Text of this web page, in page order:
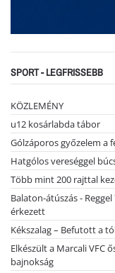
SPORT - LEGFRISSEBB
KÖZLEMÉNY
u12 kosárlabda tábor
Gólzáporos győzelem a
Hatgólos vereséggel
Több mint 200 rajttal
Balaton-átúszás -
érkezett
Kékszalag – Befutott a
Elkészült a Marcali VFC
bajnokság